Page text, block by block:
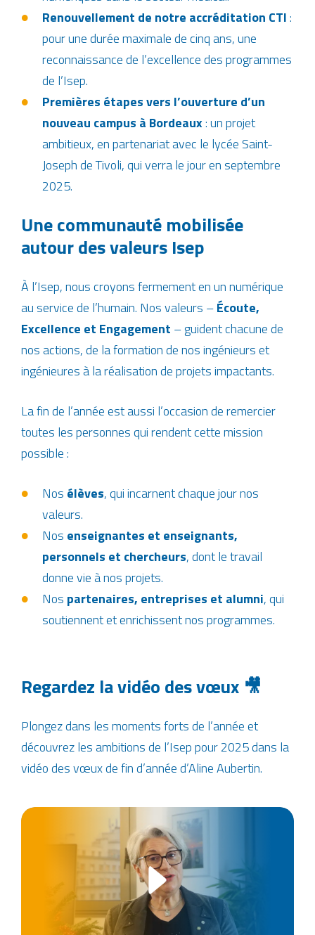
Renouvellement de notre accréditation CTI:
pour une durée maximale de cinq ans, une
reconnaissance de l’excellence des programmes
de l’Isep.
Premières étapes vers l’ouverture d’un
nouveau campus à Bordeaux: un projet
ambitieux, en partenariat avec le lycée Saint-
Joseph de Tivoli, qui verra le jour en septembre
2025.
Une communauté mobilisée
autour des valeurs Isep
À l’Isep, nous croyons fermement en un numérique
au service de l’humain. Nos valeurs –Écoute,
Excellence et Engagement – guident chacune de
nos actions, de la formation de nos ingénieurs et
ingénieures à la réalisation de projets impactants.
La fin de l’année est aussi l’occasion de remercier
toutes les personnes qui rendent cette mission
possible :
Nos élèves, qui incarnent chaque jour nos
valeurs.
Nos enseignantes et enseignants,
personnels et chercheurs, dont le travail
donne vie à nos projets.
Nos partenaires, entreprises et alumni, qui
soutiennent et enrichissent nos programmes.
Regardez la vidéo des vœux 🎥
Plongez dans les moments forts de l’année et
découvrez les ambitions de l’Isep pour 2025 dans la
vidéo des vœux de fin d’année d’Aline Aubertin.